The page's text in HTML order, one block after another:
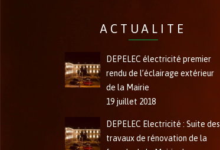
ACTUALITE
DEPELEC électricité premier
rendu de l’éclairage extérieur
de la Mairie
19 juillet 2018
DEPELEC Electricité : Suite des
travaux de rénovation de la